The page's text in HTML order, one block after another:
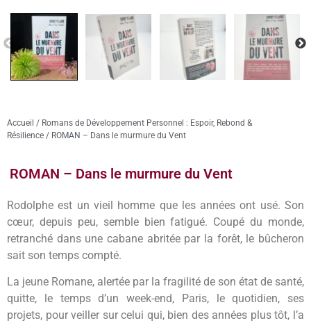
Accueil / Romans de Développement Personnel : Espoir, Rebond &
Résilience / ROMAN – Dans le murmure du Vent
ROMAN – Dans le murmure du Vent
Rodolphe est un vieil homme que les années ont usé. Son
cœur, depuis peu, semble bien fatigué. Coupé du monde,
retranché dans une cabane abritée par la forêt, le bûcheron
sait son temps compté.
La jeune Romane, alertée par la fragilité de son état de santé,
quitte, le temps d’un week-end, Paris, le quotidien, ses
projets, pour veiller sur celui qui, bien des années plus tôt, l’a